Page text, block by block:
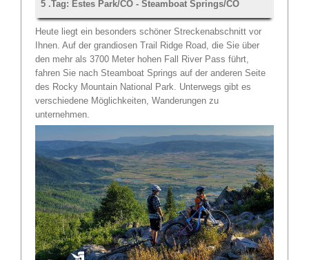
5 .Tag: Estes Park/CO - Steamboat Springs/CO
Heute liegt ein besonders schöner Streckenabschnitt vor
Ihnen. Auf der grandiosen Trail Ridge Road, die Sie über
den mehr als 3700 Meter hohen Fall River Pass führt,
fahren Sie nach Steamboat Springs auf der anderen Seite
des Rocky Mountain National Park. Unterwegs gibt es
verschiedene Möglichkeiten, Wanderungen zu
unternehmen.